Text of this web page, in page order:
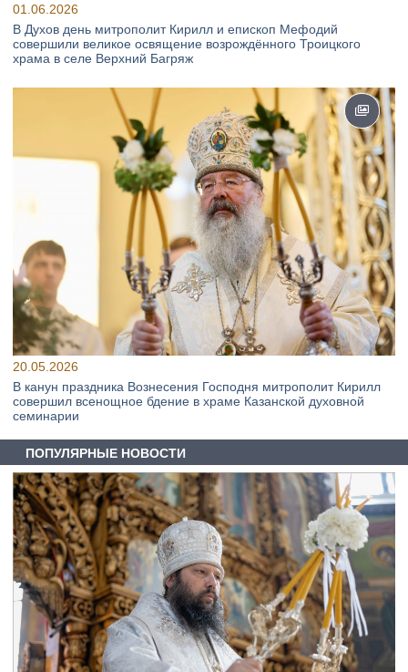
01.06.2026
В Духов день митрополит Кирилл и епископ Мефодий
совершили великое освящение возрождённого Троицкого
храма в селе Верхний Багряж
20.05.2026
В канун праздника Вознесения Господня митрополит Кирилл
совершил всенощное бдение в храме Казанской духовной
семинарии
ПОПУЛЯРНЫЕ НОВОСТИ